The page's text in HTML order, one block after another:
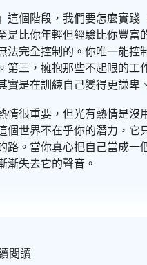
這個階段，我們要怎麼實
是比你年輕但經驗比你豐
法完全控制的。你唯一能
第三，擁抱那些不起眼的
實是在訓練自己變得更謙
情很重要，但光有熱情是
個世界不在乎你的潛力，
路。當你真心把自己當成
漸失去它的聲音。
閱讀